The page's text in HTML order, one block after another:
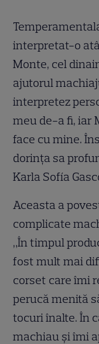
interpretat-o
Monte, cel
ajutorul
interpretez
meu de-a fi, iar
face cu mine.
dorința sa
Karla Sofía
Aceasta a
complicate
„În timpul
fost mult mai
corset care îmi
perucă menită
tocuri înalte. În
machiau și îmi